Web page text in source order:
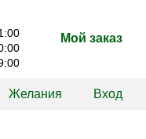
Мой заказ
Желания Вход